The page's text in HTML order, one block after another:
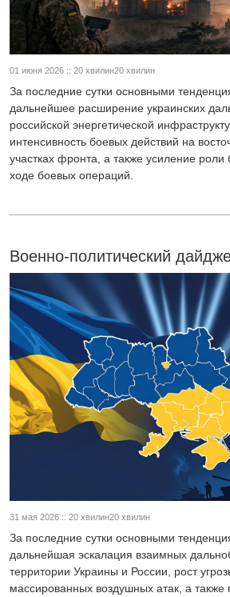
01 июня 2026 :: 20 хвилин20 хвилин
За последние сутки основными
дальнейшее расширение украинских
российской энергетической
интенсивность боевых действий на
участках фронта, а также усиление роли
ходе боевых операций.
Военно-политический
31 мая 2026 :: 20 хвилин20 хвилин
За последние сутки основными
дальнейшая эскалация взаимных
территории Украины и России, рост
массированных воздушных атак, а